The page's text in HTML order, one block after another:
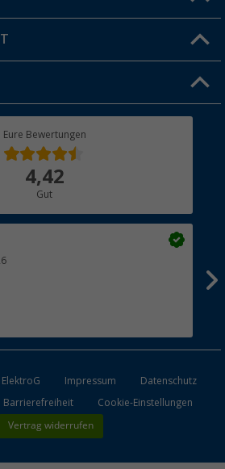
Eure Bewertungen
4,42
Gut
ElektroG Impressum
Datenschutz
Barrierefreiheit Cookie-Einstellungen
Vertrag widerrufen